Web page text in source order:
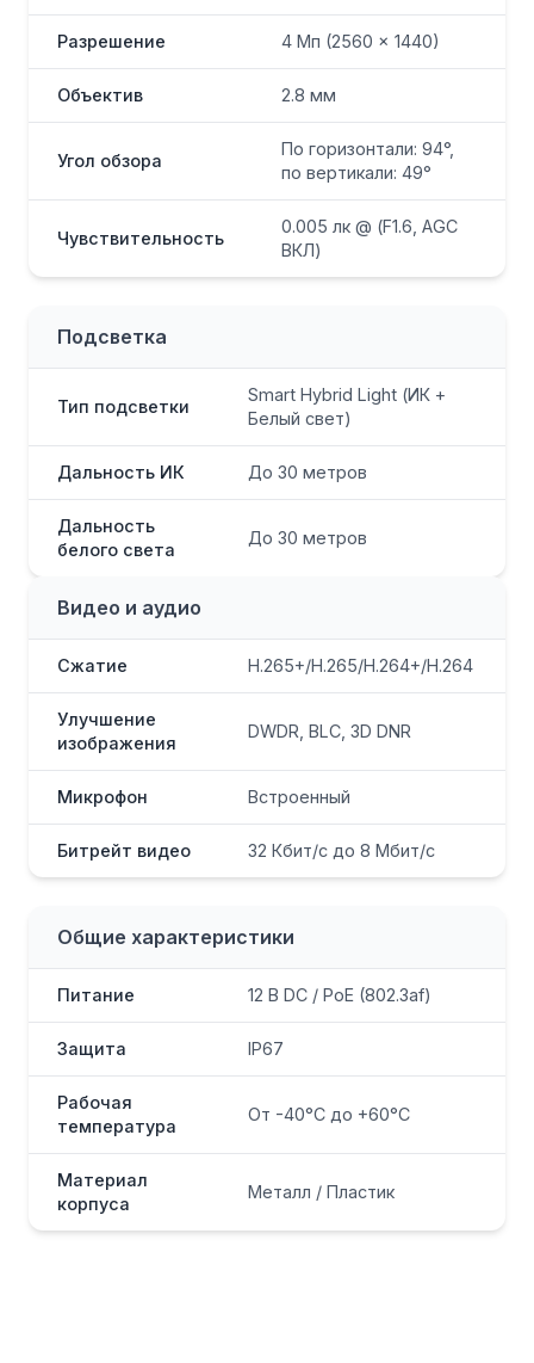
Разрешение 4 Мп (2560 × 1440)
Объектив 2.8 мм
Угол обзора
По горизонтали: 94°,
по вертикали: 49°
Чувствительность
0.005 лк @ (F1.6, AGC
ВКЛ)
Подсветка
Тип подсветки
Smart Hybrid Light (ИК +
Белый свет)
Дальность ИК До 30 метров
Дальность
белого света
До 30 метров
Видео и аудио
Сжатие H.265+/H.265/H.264+/H.264
Улучшение
изображения
DWDR, BLC, 3D DNR
Микрофон Встроенный
Битрейт видео 32 Кбит/с до 8 Мбит/с
Общие характеристики
Питание 12 В DC / PoE (802.3af)
Защита IP67
Рабочая
температура
От -40°C до +60°C
Материал
корпуса
Металл / Пластик